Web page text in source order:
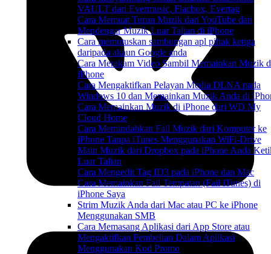
VAULT dari Evermusic, Flacbox, Evertag
Cara Memuat Turun Muzik dari YouTube dan
Mendengar Muzik Luar Talian di iPhone
Cara memutuskan sambungan apl pihak ketiga
daripada akaun Google anda
Cara Merakam Video Sambil Memainkan Muzik
iPhone
Cara Mengaktifkan Pelayan Media DLNA pada
Windows 10 dan Memainkan Muzik Anda di
Cara Memainkan Muzik di iPhone dari WD My
Cloud Home
Cara Memindahkan Fail Muzik dari Komputer ke
iPhone Tanpa iTunes Menggunakan WiFi-Drive
Main Muzik dari Dropbox pada iPhone Anda
Luar Talian
Cara Mengedit Tag ID3 pada iPhone dan Mac
Cara Memainkan Fail Tempatan (Fail iTunes) di
iPhone Saya
Strim Muzik Anda dari Mac atau PC ke iPhone
Menggunakan SMB
Cara Memasang Aplikasi dari App Store atau
Mengaktifkan Pembelian Dalam Aplikasi
Menggunakan Kod Promo